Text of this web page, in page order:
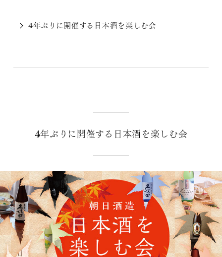
4年ぶりに開催する日本酒を楽しむ会
4年ぶりに開催する日本酒を楽しむ会